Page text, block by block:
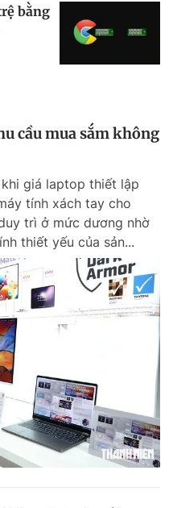
bằng
cầu mua sắm không
giá laptop thiết lập
tính xách tay cho
trì ở mức dương nhờ
thiết yếu của sản...